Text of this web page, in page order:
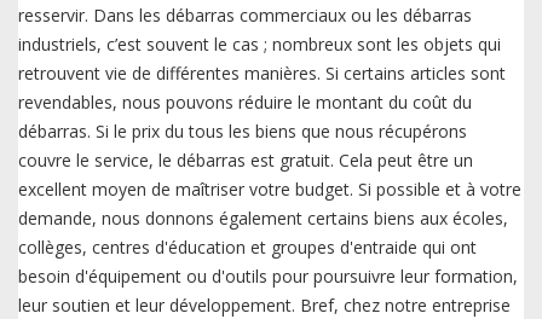
resservir. Dans les débarras commerciaux ou les débarras
industriels, c’est souvent le cas ; nombreux sont les objets qui
retrouvent vie de différentes manières. Si certains articles sont
revendables, nous pouvons réduire le montant du coût du
débarras. Si le prix du tous les biens que nous récupérons
couvre le service, le débarras est gratuit. Cela peut être un
excellent moyen de maîtriser votre budget. Si possible et à votre
demande, nous donnons également certains biens aux écoles,
collèges, centres d'éducation et groupes d'entraide qui ont
besoin d'équipement ou d'outils pour poursuivre leur formation,
leur soutien et leur développement. Bref, chez notre entreprise